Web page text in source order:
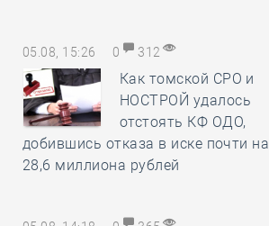
05.08, 15:26 0 312
Как томской СРО и
НОСТРОЙ удалось
отстоять КФ ОДО,
добившись отказа в иске почти на
28,6 миллиона рублей